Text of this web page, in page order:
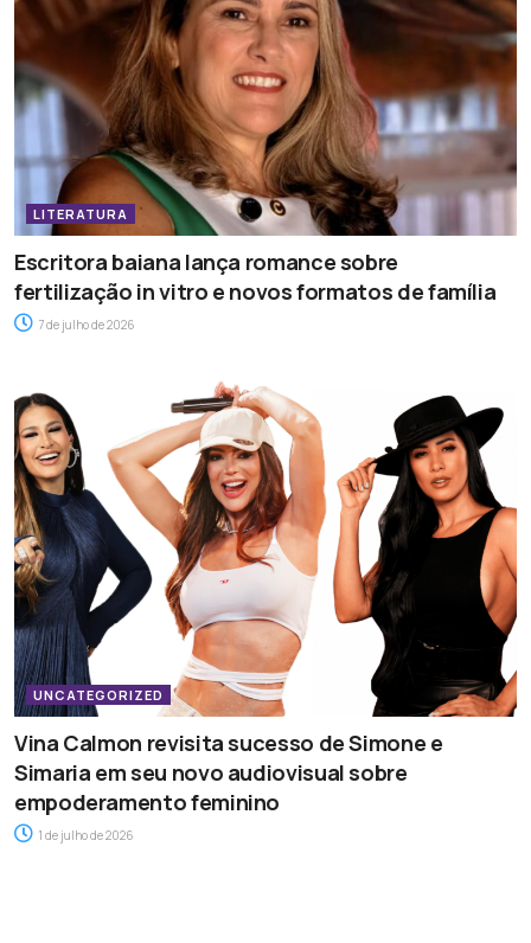
LITERATURA
Escritora baiana lança romance sobre
fertilização in vitro e novos formatos de família
7 de julho de 2026
UNCATEGORIZED
Vina Calmon revisita sucesso de Simone e
Simaria em seu novo audiovisual sobre
empoderamento feminino
1 de julho de 2026